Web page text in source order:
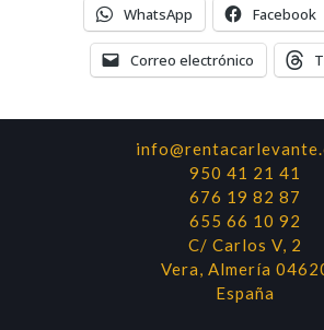
WhatsApp Facebook
Correo electrónico
950 41 21 41
676 19 82 87
655 66 10 92
C/ Carlos V, 2
Vera, Almería
España